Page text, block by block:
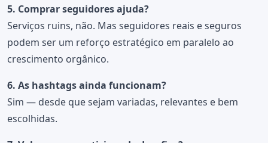
5. Comprar seguidores ajuda?
Serviços ruins, não. Mas seguidores reais e seguros
podem ser um reforço estratégico em paralelo ao
crescimento orgânico.
6. As hashtags ainda funcionam?
Sim — desde que sejam variadas, relevantes e bem
escolhidas.